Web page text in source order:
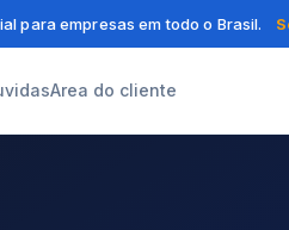
para empresas em todo o Brasil.
Area do cliente